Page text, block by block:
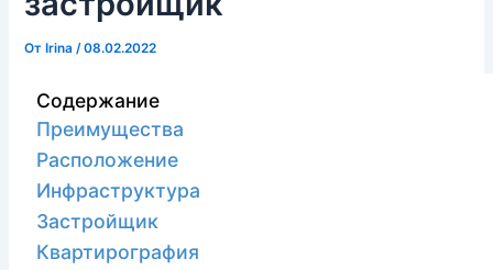
От Irina/08.02.2022
Содержание
Преимущества
Расположение
Инфраструктура
Застройщик
Квартирография